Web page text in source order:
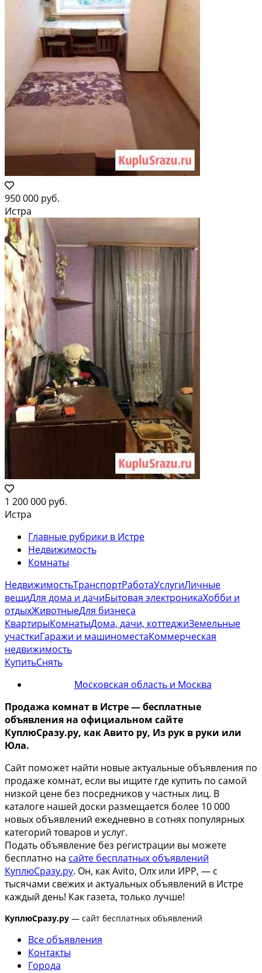
950 000 руб.
Истра
1 200 000 руб.
Истра
Главные рубрики в Истре
Недвижимость
Комнаты
НедвижимостьТранспортРаботаУслугиЛичные
вещиДля дома и дачиБытовая электроникаХобби и
отдыхЖивотныеДля бизнеса
КвартирыКомнатыДома, дачи, коттеджиЗемельные
участкиГаражи и машиноместаКоммерческая
недвижимость
КупитьСнять
Московская область и Москва
Продажа комнат в Истре— бесплатные
объявления на официальном сайте
КуплюСразу.ру, как Авито ру, Из рук в руки или
Юла.
Сайт поможет найти новые актуальные объявления по
продаже комнат, если вы ищите где купить по самой
низкой цене без посредников у частных лиц. В
каталоге нашей доски размещается более 10 000
новых объявлений ежедневно в сотнях популярных
категорий товаров и услуг.
Подать объявление без регистрации вы можете
бесплатно на сайте бесплатных объявлений
КуплюСразу.ру. Он, как Avito, Олх или ИРР, — с
тысячами свежих и актуальных объявлений в Истре
каждый день! Как газета, только лучше!
КуплюСразу.ру — сайт бесплатных объявлений
Все объявления
Контакты
Города